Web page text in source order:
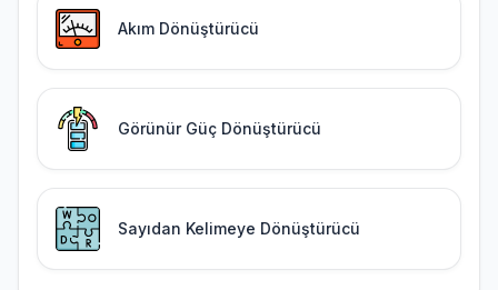
Akım Dönüştürücü
Görünür Güç Dönüştürücü
Sayıdan Kelimeye Dönüştürücü